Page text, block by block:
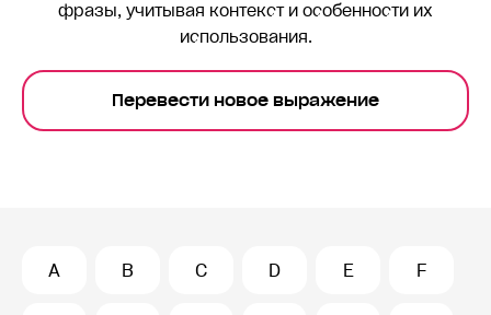
фразы, учитывая контекст и особенности их
использования.
Перевести новое выражение
A B C D E F